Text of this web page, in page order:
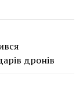
дронів